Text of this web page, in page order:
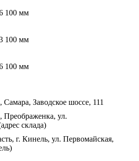
100 мм
100 мм
100 мм
Заводское шоссе, 111
Преображенка, ул.
склада)
г. Кинель, ул. Первомайская,